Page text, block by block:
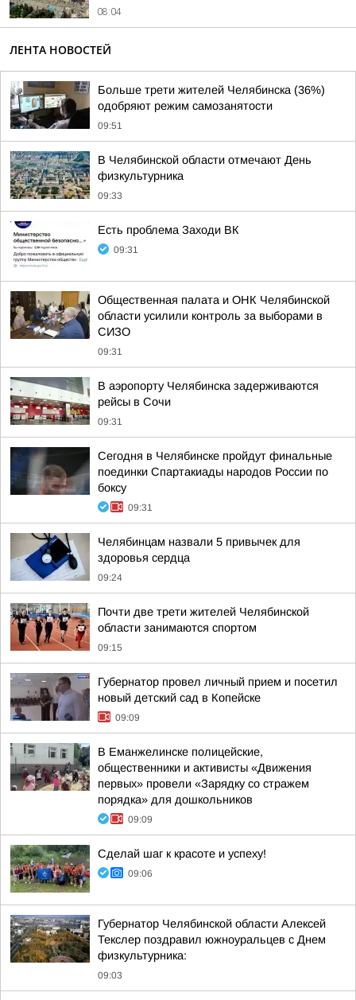
08:04
ЛЕНТА НОВОСТЕЙ
Больше трети жителей Челябинска (36%)
одобряют режим самозанятости
09:51
В Челябинской области отмечают День
физкультурника
09:33
Есть проблема Заходи ВК
09:31
Общественная палата и ОНК Челябинской
области усилили контроль за выборами в
СИЗО
09:31
В аэропорту Челябинска задерживаются
рейсы в Сочи
09:31
Сегодня в Челябинске пройдут финальные
поединки Спартакиады народов России по
боксу
09:31
Челябинцам назвали 5 привычек для
здоровья сердца
09:24
Почти две трети жителей Челябинской
области занимаются спортом
09:15
Губернатор провел личный прием и посетил
новый детский сад в Копейске
09:09
В Еманжелинске полицейские,
общественники и активисты «Движения
первых» провели «Зарядку со стражем
порядка» для дошкольников
09:09
Сделай шаг к красоте и успеху!
09:06
Губернатор Челябинской области Алексей
Текслер поздравил южноуральцев с Днем
физкультурника:
09:03